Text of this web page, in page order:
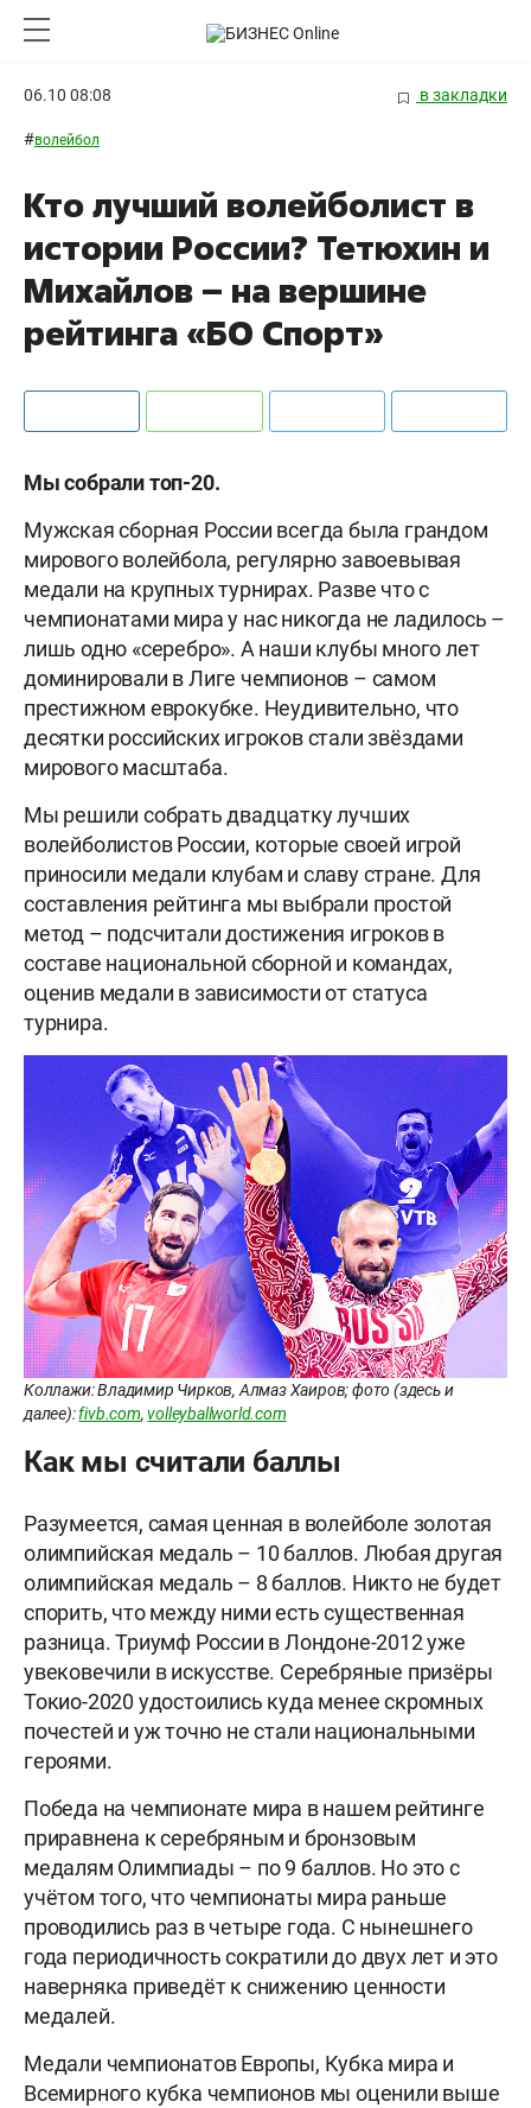
06.10 08:08 в закладки
#волейбол
Кто лучший волейболист в
истории России? Тетюхин и
Михайлов – на вершине
рейтинга «БО Спорт»
Мы собрали топ-20.
Мужская сборная России всегда была грандом
мирового волейбола, регулярно завоевывая
медали на крупных турнирах. Разве что с
чемпионатами мира у нас никогда не ладилось –
лишь одно «серебро». А наши клубы много лет
доминировали в Лиге чемпионов – самом
престижном еврокубке. Неудивительно, что
десятки российских игроков стали звёздами
мирового масштаба.
Мы решили собрать двадцатку лучших
волейболистов России, которые своей игрой
приносили медали клубам и славу стране. Для
составления рейтинга мы выбрали простой
метод – подсчитали достижения игроков в
составе национальной сборной и командах,
оценив медали в зависимости от статуса
турнира.
Коллажи: Владимир Чирков, Алмаз Хаиров; фото (здесь и
далее):fivb.com,volleyballworld.com
Как мы считали баллы
Разумеется, самая ценная в волейболе золотая
олимпийская медаль – 10 баллов. Любая другая
олимпийская медаль – 8 баллов. Никто не будет
спорить, что между ними есть существенная
разница. Триумф России в Лондоне-2012 уже
увековечили в искусстве. Серебряные призёры
Токио-2020 удостоились куда менее скромных
почестей и уж точно не стали национальными
героями.
Победа на чемпионате мира в нашем рейтинге
приравнена к серебряным и бронзовым
медалям Олимпиады – по 9 баллов. Но это с
учётом того, что чемпионаты мира раньше
проводились раз в четыре года. С нынешнего
года периодичность сократили до двух лет и это
наверняка приведёт к снижению ценности
медалей.
Медали чемпионатов Европы, Кубка мира и
Всемирного кубка чемпионов мы оценили выше